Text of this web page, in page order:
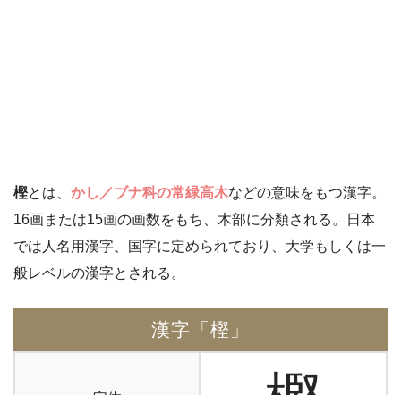
樫とは、 かし／ブナ科の常緑高木などの意味をもつ漢字。
16画または15画の画数をもち、木部に分類される。日本
では人名用漢字、国字に定められており、大学もしくは一
般レベルの漢字とされる。
漢字「樫」